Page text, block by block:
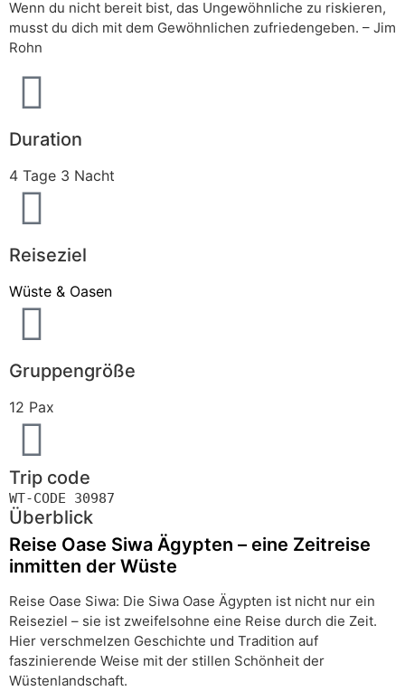
Wenn du nicht bereit bist, das Ungewöhnliche zu riskieren,
musst du dich mit dem Gewöhnlichen zufriedengeben. – Jim
Rohn
Duration
4 Tage 3 Nacht
Reiseziel
Wüste & Oasen
Gruppengröße
12 Pax
Trip code
WT-CODE 30987
Überblick
Reise Oase Siwa Ägypten – eine Zeitreise
inmitten der Wüste
Reise Oase Siwa: Die Siwa Oase Ägypten ist nicht nur ein
Reiseziel – sie ist zweifelsohne eine Reise durch die Zeit.
Hier verschmelzen Geschichte und Tradition auf
faszinierende Weise mit der stillen Schönheit der
Wüstenlandschaft.